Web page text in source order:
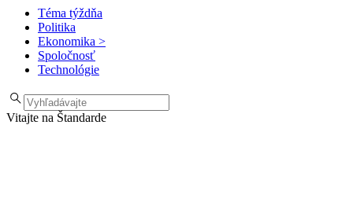
Téma týždňa
Politika
Ekonomika >
Spoločnosť
Technológie
Vitajte na Štandarde